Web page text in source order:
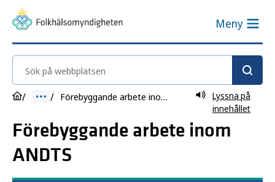
Meny
Sök på webbplatsen
Förebyggande arbete inom ANDTS
Lyssna på
innehållet
Förebyggande arbete inom
ANDTS